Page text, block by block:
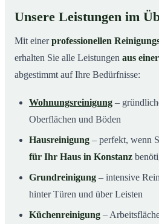
Unsere Leistungen im
Mit einerprofessionellen
erhalten Sie alle Leistungen aus
abgestimmt auf Ihre Bedürfnisse:
Wohnungsreinigung –
Oberflächen und Böden
Hausreinigung – perfekt, wenn
für Ihr Haus in Konstanz
Grundreinigung – intensive
hinter Türen und über Leisten
Küchenreinigung –